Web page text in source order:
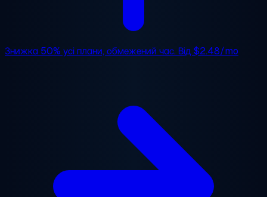
Знижка 50% усі плани, обмежений час. Від$2.48/mo